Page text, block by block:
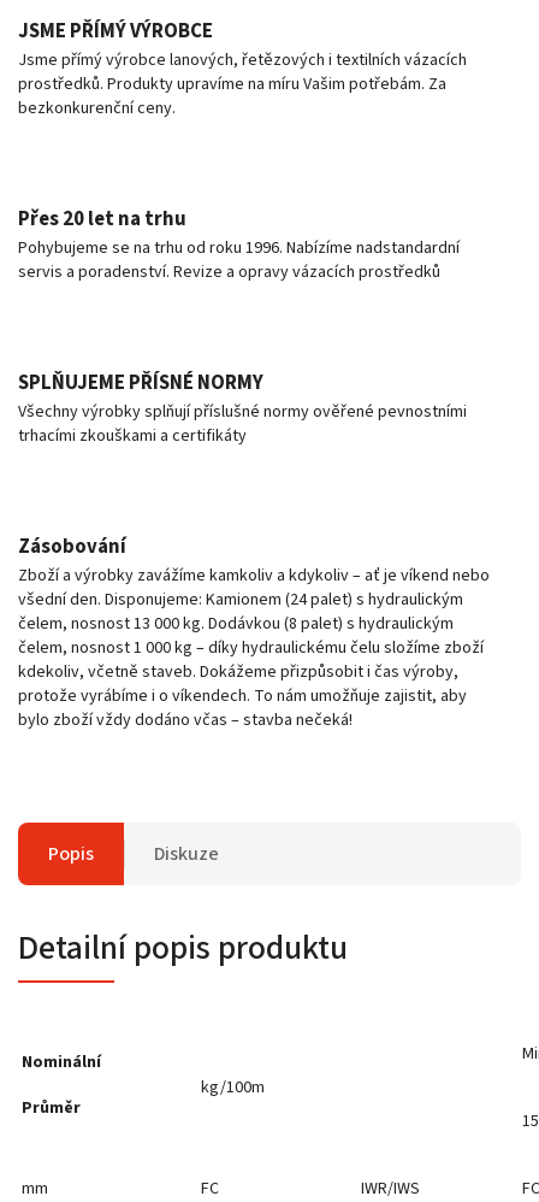
JSME PŘÍMÝ VÝROBCE
Jsme přímý výrobce lanových, řetězových i textilních vázacích
prostředků. Produkty upravíme na míru Vašim potřebám. Za
bezkonkurenční ceny.
Přes 20 let na trhu
Pohybujeme se na trhu od roku 1996. Nabízíme nadstandardní
servis a poradenství. Revize a opravy vázacích prostředků
SPLŇUJEME PŘÍSNÉ NORMY
Všechny výrobky splňují příslušné normy ověřené pevnostními
trhacími zkouškami a certifikáty
Zásobování
Zboží a výrobky zavážíme kamkoliv a kdykoliv – ať je víkend nebo
všední den. Disponujeme: Kamionem (24 palet) s hydraulickým
čelem, nosnost 13 000 kg. Dodávkou (8 palet) s hydraulickým
čelem, nosnost 1 000 kg – díky hydraulickému čelu složíme zboží
kdekoliv, včetně staveb. Dokážeme přizpůsobit i čas výroby,
protože vyrábíme i o víkendech. To nám umožňuje zajistit, aby
bylo zboží vždy dodáno včas – stavba nečeká!
Popis Diskuze
Detailní popis produktu
Nominální
Průměr
kg/100m
mm FC IWR/IWS FC